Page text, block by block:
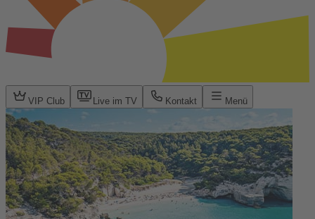
VIP Club Live im TV Kontakt Menü